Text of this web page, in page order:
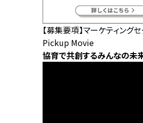
【募集要項】マーケティン
Pickup Movie
協育で共創するみんなの未